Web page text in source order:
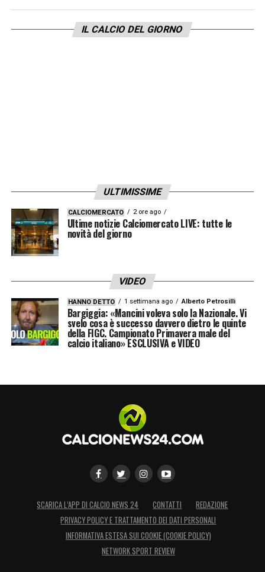
innovativa e coerente con gli obiettivi
aziendali.
IL CALCIO DEL GIORNO
ULTIMISSIME
CALCIOMERCATO 2 ore ago
Ultime notizie Calciomercato LIVE: tutte le
novità del giorno
VIDEO
HANNO DETTO 1 settimana ago Alberto Petrosilli
Bargiggia: «Mancini voleva solo la Nazionale. Vi
svelo cosa è successo davvero dietro le quinte
della FIGC. Campionato Primavera male del
calcio italiano» ESCLUSIVA e VIDEO
SCARICA L’APP DI CALCIO NEWS 24 CONTATTI
REDAZIONE
PRIVACY POLICY E TRATTAMENTO DEI DATI PERSONALI
INFORMATIVA ESTESA SUI COOKIE (COOKIE POLICY)
NETWORK SPORT REVIEW